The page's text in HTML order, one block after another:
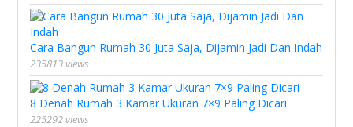
Cara Bangun Rumah 30 Juta Saja, Dijamin Jadi Dan Indah
235813 views
8 Denah Rumah 3 Kamar Ukuran 7×9 Paling Dicari
225292 views